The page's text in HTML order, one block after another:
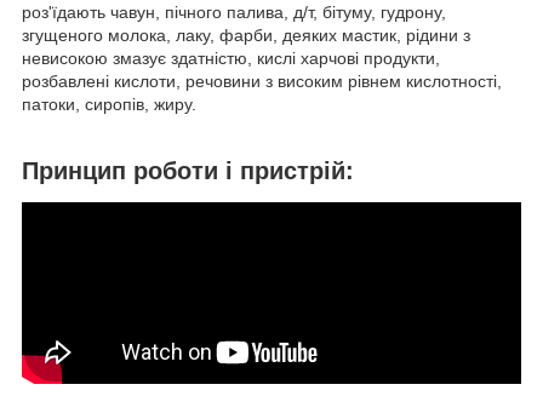
роз'їдають чавун, пічного палива, д/т, бітуму, гудрону,
згущеного молока, лаку, фарби, деяких мастик, рідини з
невисокою змазує здатністю, кислі харчові продукти,
розбавлені кислоти, речовини з високим рівнем кислотності,
патоки, сиропів, жиру.
Принцип роботи і пристрій: